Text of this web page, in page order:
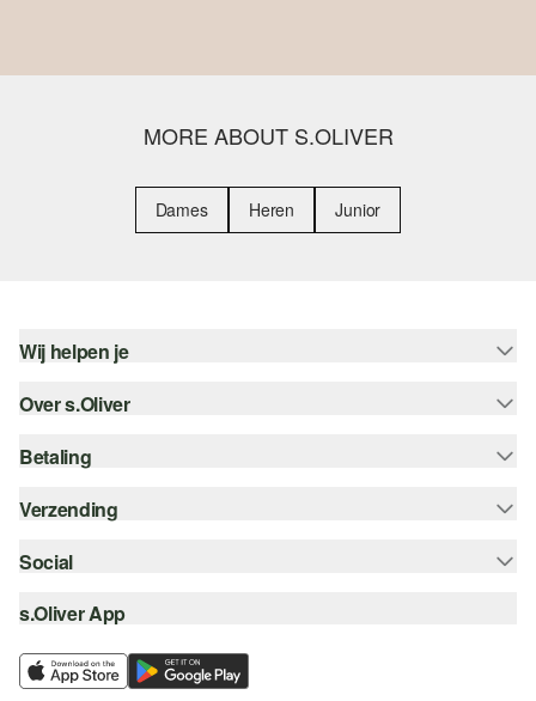
MORE ABOUT S.OLIVER
Dames Heren Junior
Wij helpen je
Help - FAQ
Top categorieën
Over s.Oliver
Nieuwsbrief
Verlanglijstje
Duurzaamheid
Betaling
Koop op rekening
Klarna
Verzending
Track & Trace
Post NL
Social
instagram
facebook
s.Oliver App